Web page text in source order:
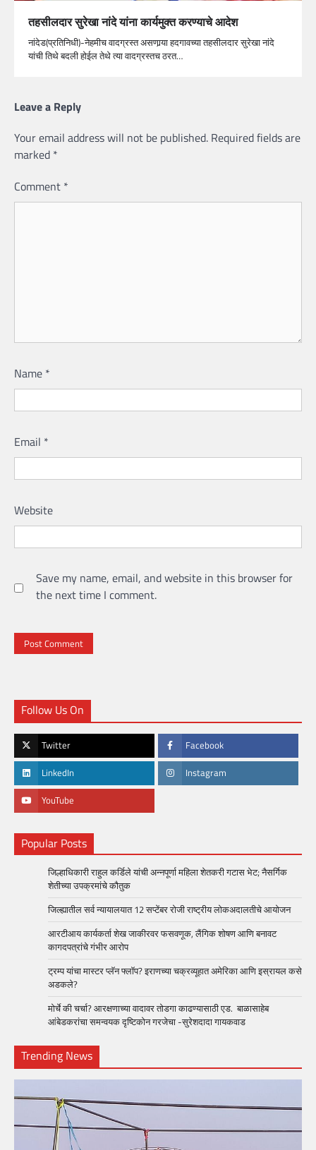
तहसीलदार सुरेखा नांदे यांना कार्यमुक्त करण्याचे आदेश
नांदेड(प्रतिनिधी)-नेहमीच वादग्रस्त असणार्‍या हदगावच्या तहसीलदार सुरेखा नांदे
यांची तिथे बदली होईल तेथे त्या वादग्रस्तच ठरत…
Leave a Reply
Your email address will not be published. Required fields are
marked *
Comment *
Name *
Email *
Website
Save my name, email, and website in this browser for
the next time I comment.
Follow Us On
Twitter Facebook
LinkedIn Instagram
YouTube
Popular Posts
जिल्हाधिकारी राहुल कर्डिले यांची अन्नपूर्णा महिला शेतकरी गटास भेट; नैसर्गिक
शेतीच्या उपक्रमांचे कौतुक
जिल्ह्यातील सर्व न्यायालयात 12 सप्टेंबर रोजी राष्ट्रीय लोकअदालतीचे आयोजन
आरटीआय कार्यकर्ता शेख जाकीरवर फसवणूक, लैंगिक शोषण आणि बनावट
कागदपत्रांचे गंभीर आरोप
ट्रम्प यांचा मास्टर प्लॅन फ्लॉप? इराणच्या चक्रव्यूहात अमेरिका आणि इस्रायल कसे
अडकले?
मोर्चे की चर्चा? आरक्षणाच्या वादावर तोडगा काढण्यासाठी एड. बाळासाहेब
आंबेडकरांचा समन्वयक दृष्टिकोन गरजेचा -सुरेशदादा गायकवाड
Trending News